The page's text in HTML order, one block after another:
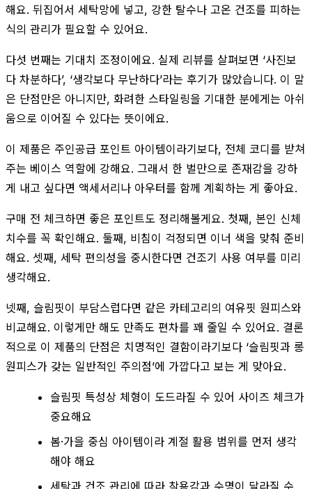
해요. 뒤집어서 세탁망에 넣고, 강한 탈수나 고온 건조를 피하는
식의 관리가 필요할 수 있어요.
다섯 번째는 기대치 조정이에요. 실제 리뷰를 살펴보면 ‘사진보
다 차분하다’, ‘생각보다 무난하다’라는 후기가 많았습니다. 이 말
은 단점만은 아니지만, 화려한 스타일링을 기대한 분에게는 아쉬
움으로 이어질 수 있다는 뜻이에요.
이 제품은 주인공급 포인트 아이템이라기보다, 전체 코디를 받쳐
주는 베이스 역할에 강해요. 그래서 한 벌만으로 존재감을 강하
게 내고 싶다면 액세서리나 아우터를 함께 계획하는 게 좋아요.
구매 전 체크하면 좋은 포인트도 정리해볼게요. 첫째, 본인 신체
치수를 꼭 확인해요. 둘째, 비침이 걱정되면 이너 색을 맞춰 준비
해요. 셋째, 세탁 편의성을 중시한다면 건조기 사용 여부를 미리
생각해요.
넷째, 슬림핏이 부담스럽다면 같은 카테고리의 여유핏 원피스와
비교해요. 이렇게만 해도 만족도 편차를 꽤 줄일 수 있어요. 결론
적으로 이 제품의 단점은 치명적인 결함이라기보다 ‘슬림핏과 롱
원피스가 갖는 일반적인 주의점’에 가깝다고 보는 게 맞아요.
슬림핏 특성상 체형이 도드라질 수 있어 사이즈 체크가
중요해요
봄·가을 중심 아이템이라 계절 활용 범위를 먼저 생각
해야 해요
세탁과 건조 관리에 따라 착용감과 수명이 달라질 수